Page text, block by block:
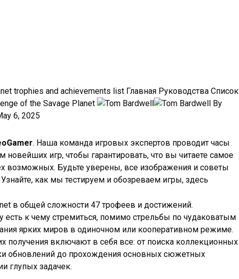
Главная Руководства Список
of the Savage Planet
By
6, 2025
. Наша команда игровых экспертов проводит часы
новейших игр, чтобы гарантировать, что вы читаете самое
возможных. Будьте уверены, все изображения и советы
как мы тестируем и обозреваем игры, здесь
в общей сложности 47 трофеев и достижений.
к чему стремиться, помимо стрельбы по чудаковатым
ярких миров в одиночном или кооперативном режиме.
получения включают в себя все: от поиска коллекционных
обновлений до прохождения основных сюжетных
глупых задачек.